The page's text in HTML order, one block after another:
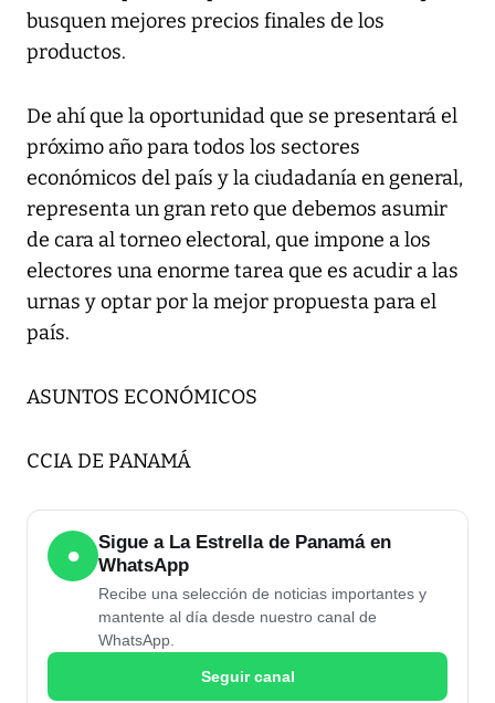
busquen mejores precios finales de los
productos.
De ahí que la oportunidad que se presentará el
próximo año para todos los sectores
económicos del país y la ciudadanía en general,
representa un gran reto que debemos asumir
de cara al torneo electoral, que impone a los
electores una enorme tarea que es acudir a las
urnas y optar por la mejor propuesta para el
país.
ASUNTOS ECONÓMICOS
CCIA DE PANAMÁ
●
Sigue a La Estrella de Panamá en
WhatsApp
Recibe una selección de noticias importantes y
mantente al día desde nuestro canal de
WhatsApp.
Seguir canal